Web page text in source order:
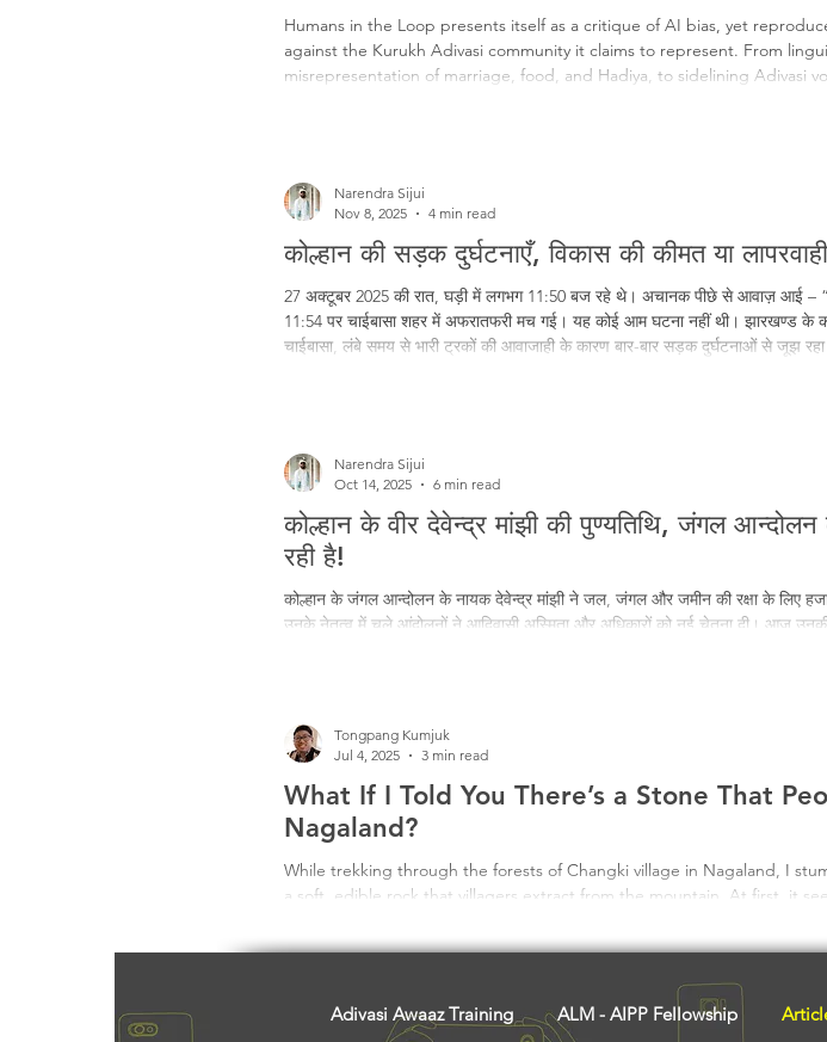
Humans in the Loop presents itself as a critique of AI bias, yet
against the Kurukh Adivasi community it claims to represent. From
misrepresentation of marriage, food, and Hadiya, to sidelining Adivasi
कोल्हान की सड़क दुर्घटनाएँ, विकास की कीमत या
27 अक्टूबर 2025 की रात, घड़ी में लगभग 11:50 बज रहे थे। अचानक पीछे से आवाज़ आई –
11:54 पर चाईबासा शहर में अफरातफरी मच गई। यह कोई आम घटना नहीं थी। झारखण्ड के
चाईबासा, लंबे समय से भारी ट्रकों की आवाजाही के कारण बार-बार सड़क दुर्घटनाओं से जूझ
Narendra Sijui
Nov 8, 2025
4 min read
कोल्हान के वीर देवेन्द्र मांझी की पुण्यतिथि, जंगल
रही है!
कोल्हान के जंगल आन्दोलन के नायक देवेन्द्र मांझी ने जल, जंगल और जमीन की रक्षा के लिए
उनके नेतृत्व में चले आंदोलनों ने आदिवासी अस्मिता और अधिकारों को नई चेतना दी। आज उनकी
Narendra Sijui
Oct 14, 2025
6 min read
What If I Told You There’s a Stone That
Nagaland?
While trekking through the forests of Changki village in Nagaland, I
a soft, edible rock that villagers extract from the mountain. At first, it
pregnant women and now nearly forgotten by the younger generation.
Tongpang Kumjuk
Jul 4, 2025
3 min read
Adivasi Awaaz Training ALM - AIPP Fellowship